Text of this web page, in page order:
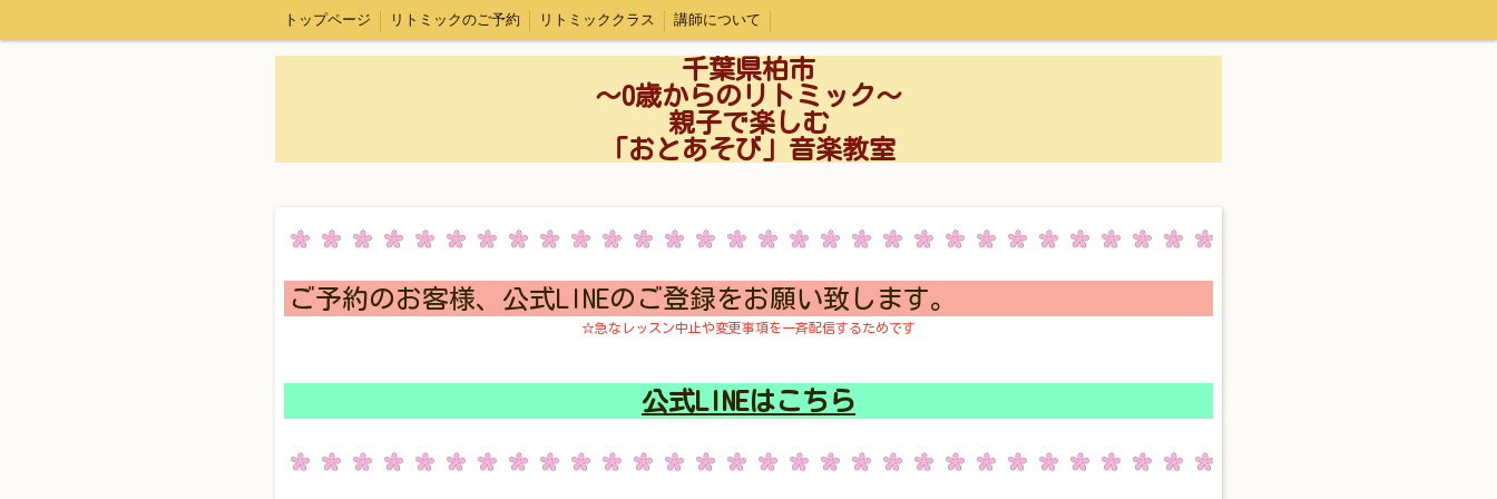
トップページ リトミックのご予約 リトミッククラス 講師について
千葉県柏市
〜0歳からのリトミック〜
親子で楽しむ
「おとあそび」音楽教室
ご予約のお客様、公式LINEのご登録をお願い致します。
☆急なレッスン中止や変更事項を一斉配信するためです
公式LINEはこちら